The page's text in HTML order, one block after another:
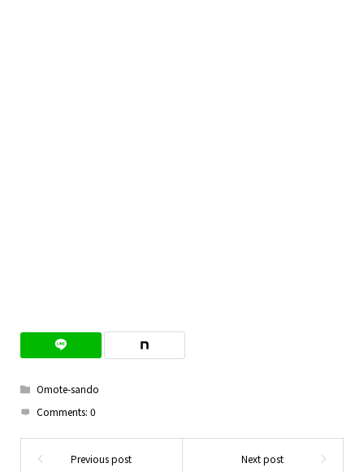
Omote-sando
Comments: 0